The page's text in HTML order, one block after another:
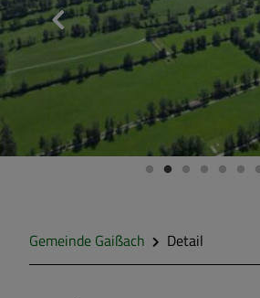
Gemeinde Gaißach Detail